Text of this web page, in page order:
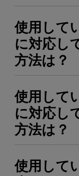
使用して
に対応し
方法は？
使用して
に対応し
方法は？
使用して